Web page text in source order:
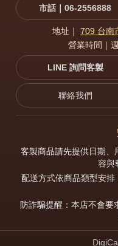
市話｜06-2556888
地址｜ 709 台南
營業時間｜
LINE 詢問客製
聯絡我們
客製商品請先提供日期、
容與
配送方式依商品類型安
防詐騙提醒：本店不會要